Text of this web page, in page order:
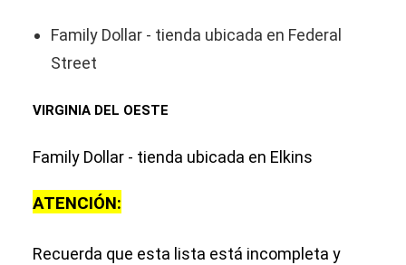
Family Dollar - tienda ubicada en Federal
Street
VIRGINIA DEL OESTE
Family Dollar - tienda ubicada en Elkins
ATENCIÓN:
Recuerda que esta lista está incompleta y